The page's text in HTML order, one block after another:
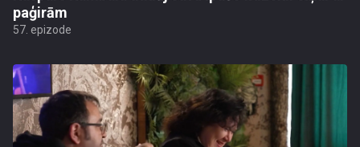
paģirām
57. epizode